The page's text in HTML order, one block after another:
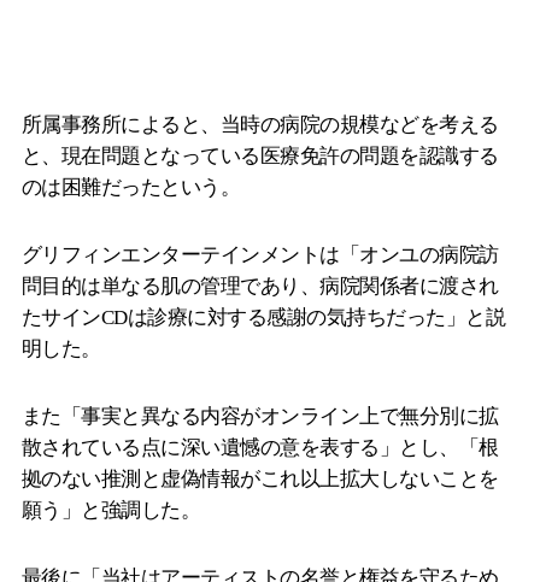
所属事務所によると、当時の病院の規模などを考える
と、現在問題となっている医療免許の問題を認識する
のは困難だったという。
グリフィンエンターテインメントは「オンユの病院訪
問目的は単なる肌の管理であり、病院関係者に渡され
たサインCDは診療に対する感謝の気持ちだった」と説
明した。
また「事実と異なる内容がオンライン上で無分別に拡
散されている点に深い遺憾の意を表する」とし、「根
拠のない推測と虚偽情報がこれ以上拡大しないことを
願う」と強調した。